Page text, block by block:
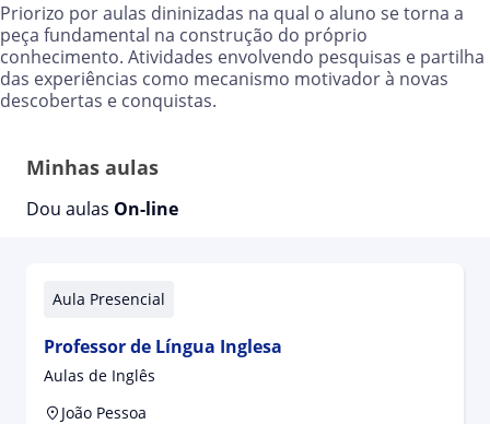
Priorizo por aulas dininizadas na qual o aluno se torna a
peça fundamental na construção do próprio
conhecimento. Atividades envolvendo pesquisas e partilha
das experiências como mecanismo motivador à novas
descobertas e conquistas.
Minhas aulas
Dou aulas On-line
Aula Presencial
Professor de Língua Inglesa
Aulas de Inglês
João Pessoa